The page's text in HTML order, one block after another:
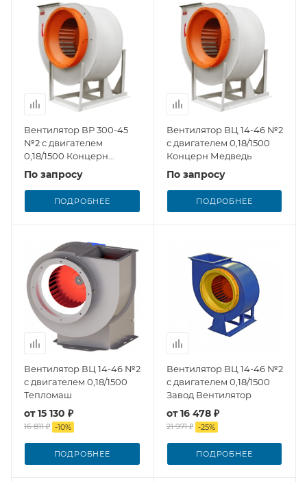
Вентилятор ВР 300-45
№2 с двигателем
0,18/1500 Концерн
Медведь
По запросу
ПОДРОБНЕЕ
Вентилятор ВЦ 14-46 №2
с двигателем 0,18/1500
Концерн Медведь
По запросу
ПОДРОБНЕЕ
Вентилятор ВЦ 14-46 №2
с двигателем 0,18/1500
Тепломаш
от15 130 ₽
16 811 ₽ -10%
ПОДРОБНЕЕ
Вентилятор ВЦ 14-46 №2
с двигателем 0,18/1500
Завод Вентилятор
от16 478 ₽
21 971 ₽ -25%
ПОДРОБНЕЕ